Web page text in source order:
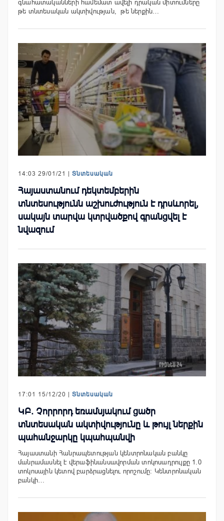
գնահատականների համեմատ ավելի դրական միտումները
թե տնտեսական ակտիվության, թե ներքին…
14:03 29/01/21 | Տնտեսական
Հայաստանում դեկտեմբերին
տնտեսությունն աշխուժություն է դրսևորել,
սակայն տարվա կտրվածքով գրանցվել է
նվազում
17:01 15/12/20 | Տնտեսական
ԿԲ. Չորրորդ եռամսյակում ցածր
տնտեսական ակտիվությունը և թույլ ներքին
պահանջարկը կպահպանվի
Հայաստանի Հանրապետության կենտրոնական բանկը
մանրամասնել է վերաֆինանսավորման տոկոսադրույքը 1.0
տոկոսային կետով բարձրացնելու որոշումը: Կենտրոնական
բանկի…